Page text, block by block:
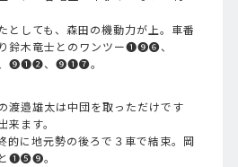
としても、森田の機動力が上。車番
鈴木竜士とのワンツー❶❾❻、
、❾❶❼。
渡邉雄太は中団を取っただけです
ます。
的に地元勢の後ろで３車で結束。岡
❶➎❾。